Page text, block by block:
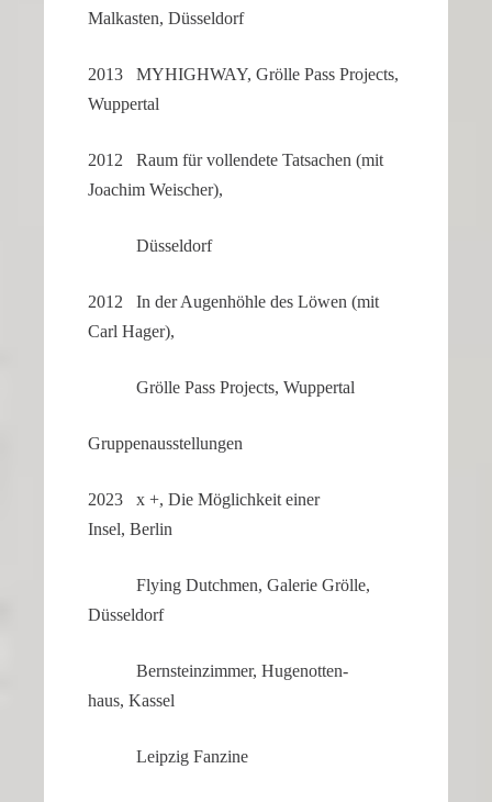
Malkasten, Düsseldorf
2013 MYHIGHWAY, Grölle Pass Projects,
Wuppertal
2012 Raum für vollendete Tatsa­chen (mit
Joachim Weischer),
Düsseldorf
2012 In der Augen­höhle des Löwen (mit
Carl Hager),
Grölle Pass Projects, Wuppertal
Gruppen­aus­stel­lungen
2023 x +, Die Möglich­keit einer
Insel, Berlin
Flying Dutchmen, Galerie Grölle,
Düsseldorf
Bernstein­zimmer, Hugenot­ten­
haus, Kassel
Leipzig Fanzine